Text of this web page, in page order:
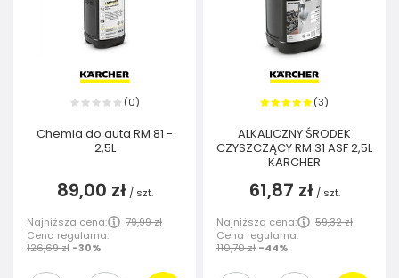
(0)
Chemia do auta RM 81 -
2,5L
89,00 zł / szt.
Najniższa cena:
79,99 zł
Cena regularna:
126,69 zł -30%
(3)
ALKALICZNY ŚRODEK
CZYSZCZĄCY RM 31 ASF 2,5L
KARCHER
61,87 zł / szt.
Najniższa cena:
59,32 zł
Cena regularna:
110,70 zł -44%